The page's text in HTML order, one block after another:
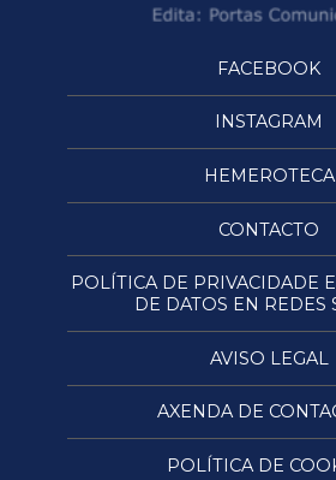
FACEBOOK
INSTAGRAM
HEMEROTECA
CONTACTO
POLÍTICA DE PRIVACIDADE
DE DATOS EN REDES
AVISO LEGAL
AXENDA DE
POLÍTICA DE